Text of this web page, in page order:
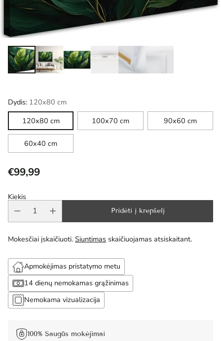
Dydis: 120x80 cm
120x80 cm
100x70 cm 90x60 cm
60x40 cm
Reguliari
kaina
€99,99
Kiekis
Pridėti į krepšelį
Mokesčiai įskaičiuoti. Siuntimas skaičiuojamas atsiskaitant.
Apmokėjimas pristatymo metu
14 dienų nemokamas grąžinimas
Nemokama vizualizacija
100% Saugūs mokėjimai